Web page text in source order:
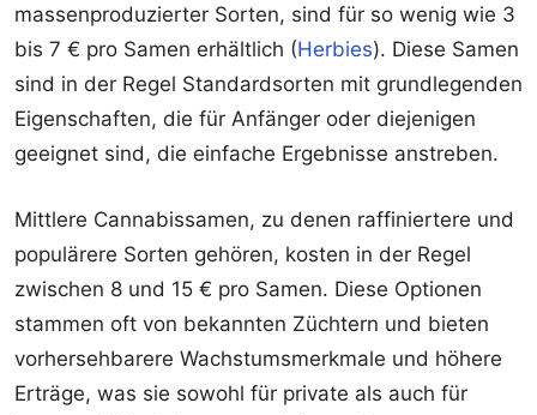
massenproduzierter Sorten, sind für so wenig wie 3
bis 7 € pro Samen erhältlich (Herbies). Diese Samen
sind in der Regel Standardsorten mit grundlegenden
Eigenschaften, die für Anfänger oder diejenigen
geeignet sind, die einfache Ergebnisse anstreben.
Mittlere Cannabissamen, zu denen raffiniertere und
populärere Sorten gehören, kosten in der Regel
zwischen 8 und 15 € pro Samen. Diese Optionen
stammen oft von bekannten Züchtern und bieten
vorhersehbarere Wachstumsmerkmale und höhere
Erträge, was sie sowohl für private als auch für